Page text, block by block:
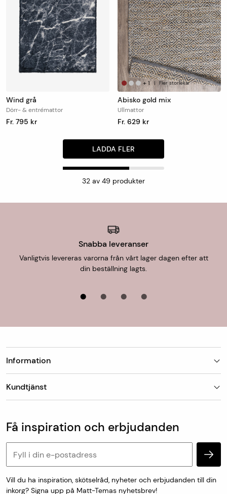
Wind grå
Dörr- & entrémattor
Fr. 795 kr
+1 | Fler storlekar
Abisko gold mix
Ullmattor
Fr. 629 kr
LADDA FLER
32 av 49 produkter
Snabba leveranser
Vanligtvis levereras varorna från vårt lager dagen efter att
din beställning lagts.
Information
Om Matt-Tema
Vanliga frågor
Kundtjänst
Köp & leveransvillkor
Retur & reklamation
Personuppgifter och cookies
Få inspiration och erbjudanden
Vill du ha inspiration, skötselråd, nyheter och erbjudanden till din
inkorg? Signa upp på Matt-Temas nyhetsbrev!